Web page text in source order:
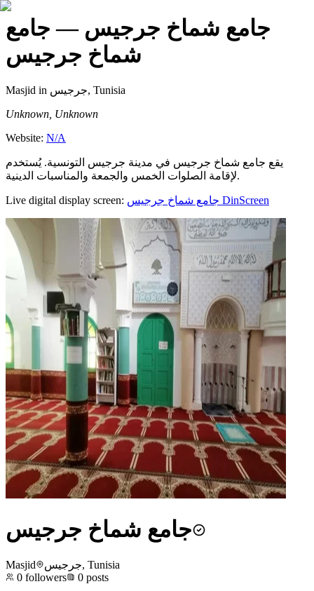
جامع شماخ جرجيس — جامع
شماخ جرجيس
Masjid
in جرجيس, Tunisia
Unknown, Unknown
Website: N/A
يقع جامع شماخ جرجيس في مدينة جرجيس التونسية. يُستخدم
لإقامة الصلوات الخمس والجمعة والمناسبات الدينية.
Live digital display screen: جامع شماخ جرجيس DinScreen
جامع شماخ جرجيس
Masjid
جرجيس, Tunisia
0 followers 0 posts